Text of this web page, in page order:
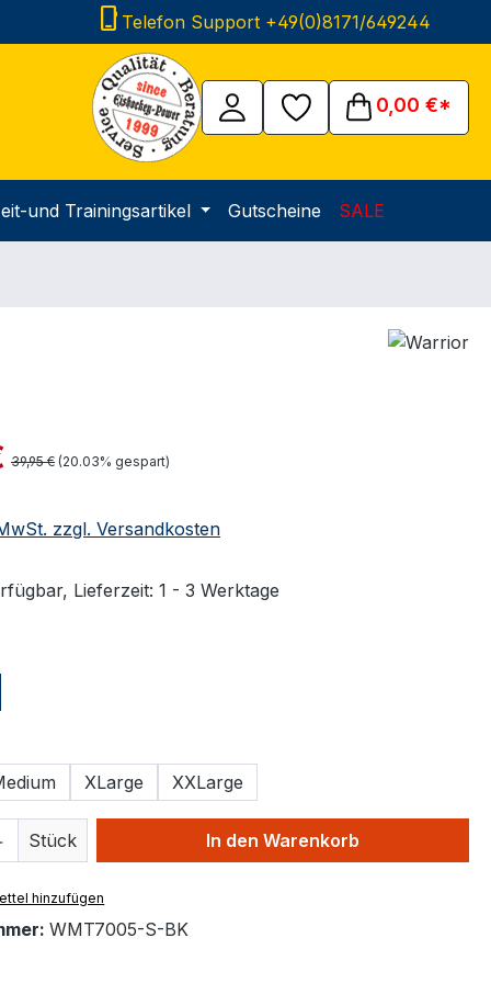
phone_iphone Telefon Support +49(0)8171/649244
0,00 €*
und Trainingsartikel Gutscheine SALE
Regulärer Preis:
39,95 € (20.03% gespart)
zzgl. Versandkosten
Lieferzeit: 1 - 3 Werktage
XLarge XXLarge
Gib den gewünschten Wert
Stück In den Warenkorb
hinzufügen
WMT7005-S-BK